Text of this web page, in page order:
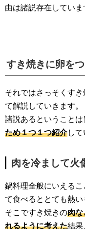
由は諸説存在していま
すき焼きに卵を
それではさっそくす
て解説していきます。
諸説あるということは
ため１つ１つ紹介して
肉を冷まして火
鍋料理全般にいえる
て食べるととても熱い
そこですき焼きの肉な
れるように考えた結果